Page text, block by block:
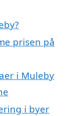
prisen på
i Muleby
i byer